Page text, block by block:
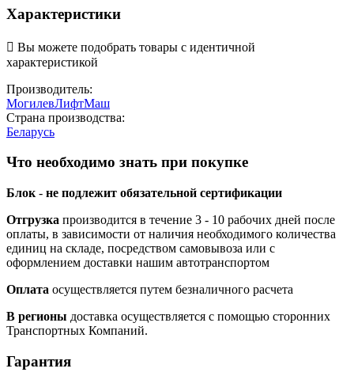
Характеристики
 Вы можете подобрать товары с идентичной
характеристикой
Производитель:
МогилевЛифтМаш
Страна производства:
Беларусь
Что необходимо знать при покупке
Блок - не подлежит обязательной сертификации
Отгрузка производится в течение 3 - 10 рабочих дней после
оплаты, в зависимости от наличия необходимого количества
единиц на складе, посредством самовывоза или с
оформлением доставки нашим автотранспортом
Оплата осуществляется путем безналичного расчета
В регионы доставка осуществляется с помощью сторонних
Транспортных Компаний.
Гарантия